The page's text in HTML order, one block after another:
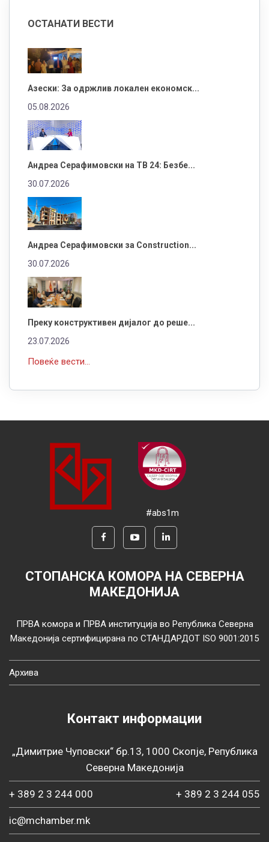
ОСТАНАТИ ВЕСТИ
Азески: За одржлив локален економск...
05.08.2026
Андреа Серафимовски на ТВ 24: Безбе...
30.07.2026
Андреа Серафимовски за Construction...
30.07.2026
Преку конструктивен дијалог до реше...
23.07.2026
Повеќе вести...
#abs1m
СТОПАНСКА КОМОРА НА СЕВЕРНА
МАКЕДОНИЈА
ПРВА комора и ПРВА институција во Република Северна
Македонија сертифицирана по СТАНДАРДОТ ISO 9001:2015
Архива
Контакт информации
„Димитрие Чуповски“ бр.13, 1000 Скопје, Република
Северна Македонија
+ 389 2 3 244 000 + 389 2 3 244 055
ic@mchamber.mk